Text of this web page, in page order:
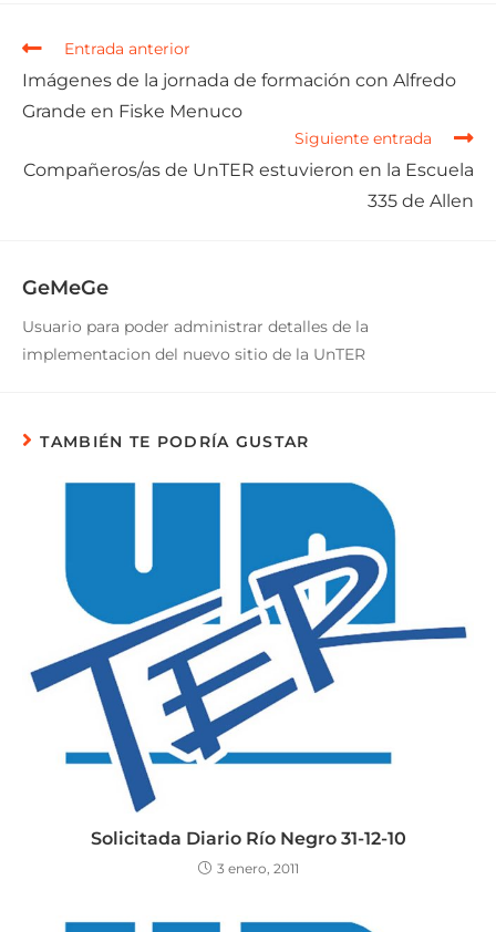
Entrada anterior
Imágenes de la jornada de formación con Alfredo
Grande en Fiske Menuco
Siguiente entrada
Compañeros/as de UnTER estuvieron en la Escuela
335 de Allen
GeMeGe
Usuario para poder administrar detalles de la
implementacion del nuevo sitio de la UnTER
TAMBIÉN TE PODRÍA GUSTAR
Solicitada Diario Río Negro 31-12-10
3 enero, 2011